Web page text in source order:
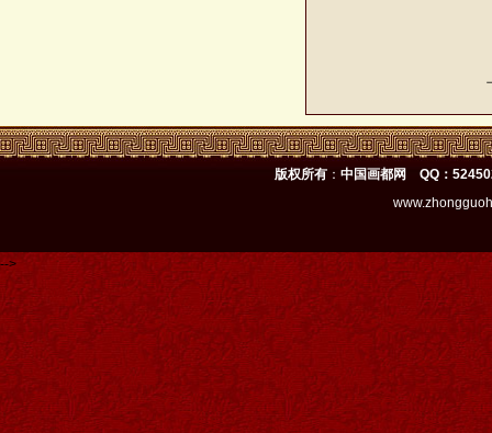
版权所有 ： 中国画都网 QQ：
-->